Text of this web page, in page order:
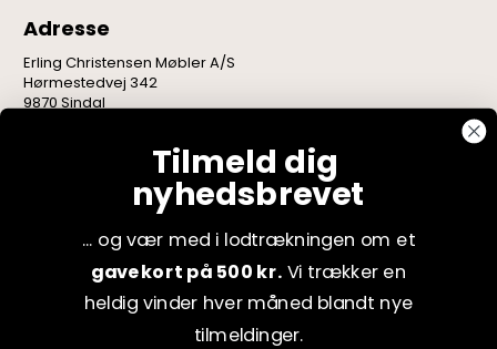
Adresse
Erling Christensen Møbler A/S
Hørmestedvej 342
9870 Sindal
Tilmeld dig
nyhedsbrevet
... og vær med i lodtrækningen om et
gavekort på 500 kr. Vi trækker en
heldig vinder hver måned blandt nye
tilmeldinger.